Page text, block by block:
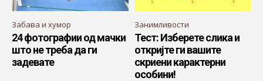
Забава и хумор
24 фотографии од мачки
што не треба да ги
задевате
Занимливости
Тест: Изберете слика и
откријте ги вашите
скриени карактерни
особини!